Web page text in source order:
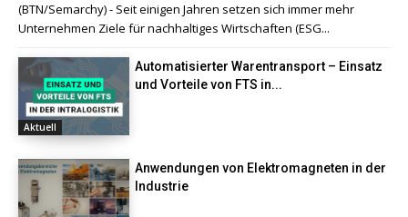
(BTN/Semarchy) - Seit einigen Jahren setzen sich immer mehr
Unternehmen Ziele für nachhaltiges Wirtschaften (ESG...
Aktuell
Automatisierter Warentransport – Einsatz
und Vorteile von FTS in...
Anwendungen von Elektromagneten in der
Industrie